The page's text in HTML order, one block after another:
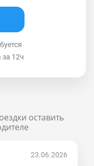
за 12ч
оставить
23.06.2026